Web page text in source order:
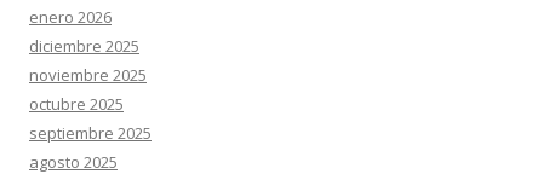
enero 2026
diciembre 2025
noviembre 2025
octubre 2025
septiembre 2025
agosto 2025